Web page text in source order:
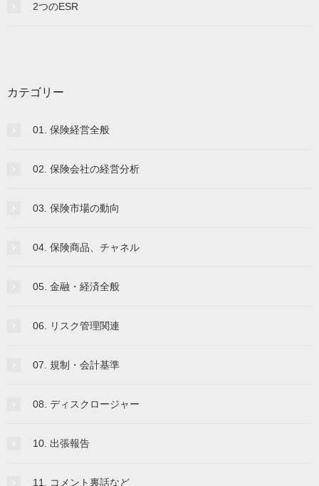
2つのESR
カテゴリー
01. 保険経営全般
02. 保険会社の経営分析
03. 保険市場の動向
04. 保険商品、チャネル
05. 金融・経済全般
06. リスク管理関連
07. 規制・会計基準
08. ディスクロージャー
10. 出張報告
11. コメント裏話など